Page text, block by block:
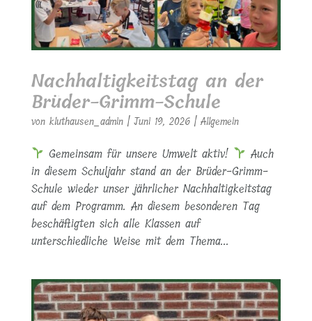
Nachhaltigkeitstag an der
Brüder-Grimm-Schule
von kluthausen_admin| Juni 19, 2026| Allgemein
Gemeinsam für unsere Umwelt aktiv!
Auch
in diesem Schuljahr stand an der Brüder-Grimm-
Schule wieder unser jährlicher Nachhaltigkeitstag
auf dem Programm. An diesem besonderen Tag
beschäftigten sich alle Klassen auf
unterschiedliche Weise mit dem Thema...